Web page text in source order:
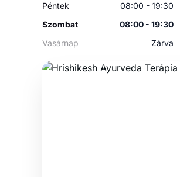
Péntek
08:00 - 19:30
Szombat
08:00 - 19:30
Vasárnap
Zárva